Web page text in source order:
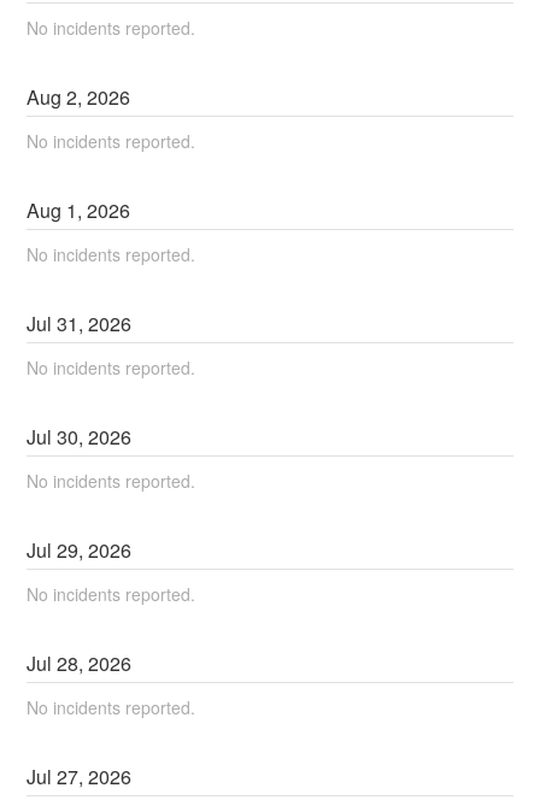
No incidents reported.
Aug2,2026
No incidents reported.
Aug 1,2026
No incidents reported.
Jul31,2026
No incidents reported.
Jul30,2026
No incidents reported.
Jul29,2026
No incidents reported.
Jul28,2026
No incidents reported.
Jul27,2026